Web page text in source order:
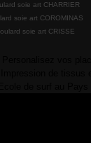
soie art CHARRIER
soie art COROMINAS
soie art CRISSE